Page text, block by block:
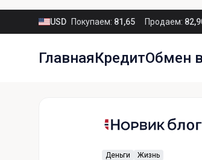
USD Покупаем: 81,65 Продаем:
ГлавнаяКредитОбмен
Деньги Жизнь